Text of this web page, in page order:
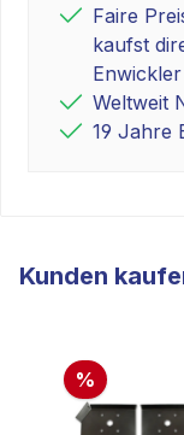
Faire
kaufst
Weltweit
19 Jahre
Kunden
%